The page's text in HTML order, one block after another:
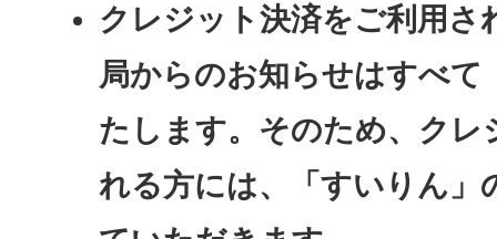
クレジット決済をご利用さ
局からのお知らせはすべて
たします。そのため、クレ
れる方には、「すいりん」